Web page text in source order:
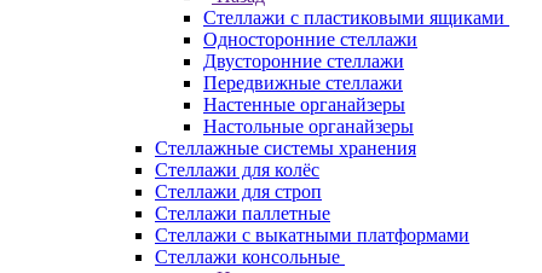
Стеллажи с пластиковыми ящиками
Односторонние стеллажи
Двусторонние стеллажи
Передвижные стеллажи
Настенные органайзеры
Настольные органайзеры
Стеллажные системы хранения
Стеллажи для колёс
Стеллажи для строп
Стеллажи паллетные
Стеллажи с выкатными платформами
Стеллажи консольные